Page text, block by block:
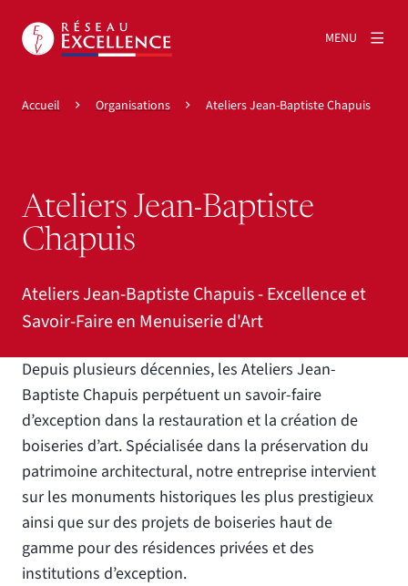
MENU
Accueil Organisations Ateliers Jean-Baptiste Chapuis
Ateliers Jean-Baptiste
Chapuis
Ateliers Jean-Baptiste Chapuis - Excellence et
Savoir-Faire en Menuiserie d'Art
Depuis plusieurs décennies, les Ateliers Jean-
Baptiste Chapuis perpétuent un savoir-faire
d’exception dans la restauration et la création de
boiseries d’art. Spécialisée dans la préservation du
patrimoine architectural, notre entreprise intervient
sur les monuments historiques les plus prestigieux
ainsi que sur des projets de boiseries haut de
gamme pour des résidences privées et des
institutions d’exception.